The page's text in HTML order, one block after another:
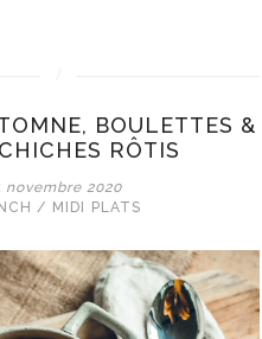
BOULETTES &
RÔTIS
novembre 2020
/ MIDI
PLATS